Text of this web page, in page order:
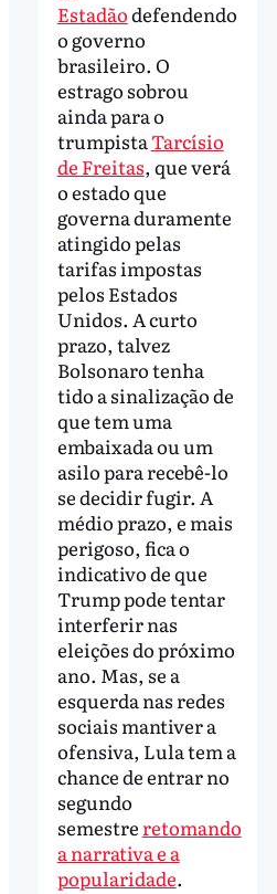
Estadãodefendendo
o governo
brasileiro. O
estrago sobrou
ainda para o
trumpistaTarcísio
de Freitas, que verá
o estado que
governa duramente
atingido pelas
tarifas impostas
pelos Estados
Unidos. A curto
prazo, talvez
Bolsonaro tenha
tido a sinalização de
que tem uma
embaixada ou um
asilo para recebê-lo
se decidir fugir. A
médio prazo, e mais
perigoso, fica o
indicativo de que
Trump pode tentar
interferir nas
eleições do próximo
ano. Mas, se a
esquerda nas redes
sociais mantiver a
ofensiva, Lula tem a
chance de entrar no
segundo
semestre retomando
a narrativa e a
popularidade.